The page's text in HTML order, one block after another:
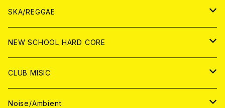
ANALOG
ANALOG
ANALOG
CD
CD
ANALOG
WORLD
CD
ANALOG
JAPAN
CD
ANALOG
WORLD
CD
ANALOG
SKA/REGGAE
JAPAN
CD
ANALOG
WORLD
CD
NEW SCHOOL HARD CORE
JAPAN
CD
WORLD
CLUB MISIC
JAPAN
Noise/Ambient